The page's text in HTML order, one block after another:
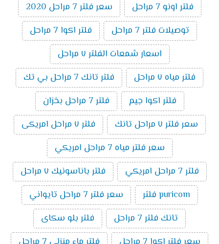
فلتر اونو 7 مراحل
سعر فلتر 7 مراحل 2020
توصيلات فلتر 7 مراحل
فلتر اكوا 7 مراحل
اسعار شمعات الفلتر ٧ مراحل
فلتر مياه ٧ مراحل
فلتر تانك 7 مراحل بي تك
فلتر اكوا جيم
فلتر 7 مراحل بخزان
سعر فلتر ٧ مراحل تانك
فلتر ٧ مراحل امريكى
سعر فلتر مياه 7 مراحل امريكي
فلتر 7 مراحل امريكي
فلتر باناسونيك ٧ مراحل
puricom فلتر
سعر فلتر 7 مراحل تايواني
تانك فلتر 7 مراحل
فلتر بلو سكاى